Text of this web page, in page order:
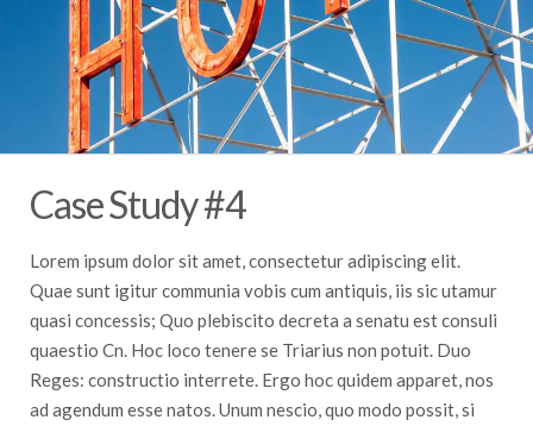
Case Study #4
Lorem ipsum dolor sit amet, consectetur adipiscing elit.
Quae sunt igitur communia vobis cum antiquis, iis sic utamur
quasi concessis; Quo plebiscito decreta a senatu est consuli
quaestio Cn. Hoc loco tenere se Triarius non potuit. Duo
Reges: constructio interrete. Ergo hoc quidem apparet, nos
ad agendum esse natos. Unum nescio, quo modo possit, si